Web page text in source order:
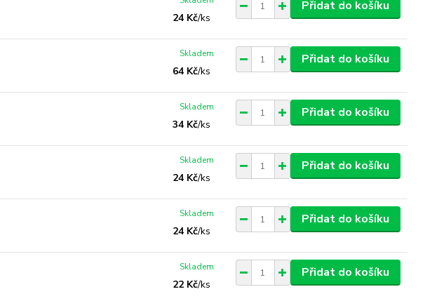
24 Kč/ks
Přidat do košíku
64 Kč/ks
Skladem Přidat do košíku
34 Kč/ks
Skladem Přidat do košíku
24 Kč/ks
Skladem Přidat do košíku
24 Kč/ks
Skladem Přidat do košíku
22 Kč/ks
Skladem Přidat do košíku